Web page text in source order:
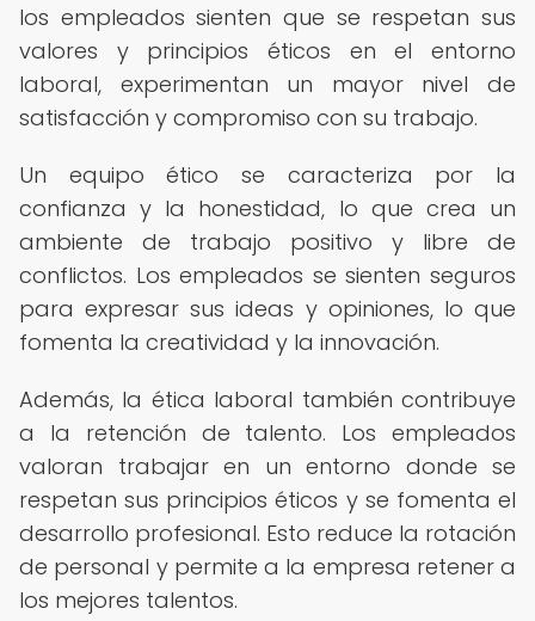
los empleados sienten que se respetan sus
valores y principios éticos en el entorno
laboral, experimentan un mayor nivel de
satisfacción y compromiso con su trabajo.
Un equipo ético se caracteriza por la
confianza y la honestidad, lo que crea un
ambiente de trabajo positivo y libre de
conflictos. Los empleados se sienten seguros
para expresar sus ideas y opiniones, lo que
fomenta la creatividad y la innovación.
Además, la ética laboral también contribuye
a la retención de talento. Los empleados
valoran trabajar en un entorno donde se
respetan sus principios éticos y se fomenta el
desarrollo profesional. Esto reduce la rotación
de personal y permite a la empresa retener a
los mejores talentos.